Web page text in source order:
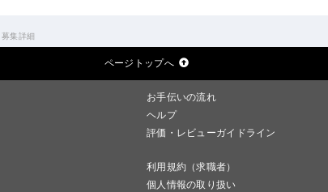
募集詳細
ページトップへ
お手伝いの流れ
ヘルプ
評価・レビューガイドライン
利用規約（求職者）
個人情報の取り扱い